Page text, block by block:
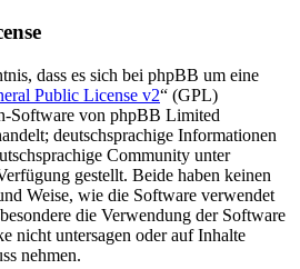
dass es sich bei phpBB um eine
Public License v2“ (GPL)
Software von phpBB Limited
deutschsprachige Informationen
Community unter
gestellt. Beide haben keinen
Weise, wie die Software verwendet
die Verwendung der Software
nicht untersagen oder auf Inhalte
nehmen.